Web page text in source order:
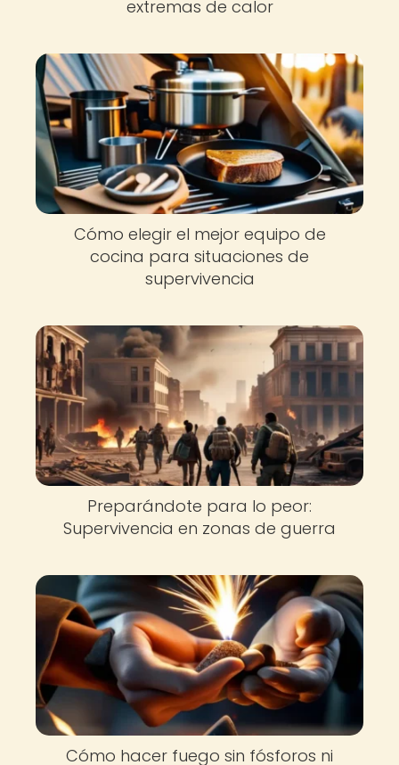
extremas de calor
Cómo elegir el mejor equipo de
cocina para situaciones de
supervivencia
Preparándote para lo peor:
Supervivencia en zonas de guerra
Cómo hacer fuego sin fósforos ni